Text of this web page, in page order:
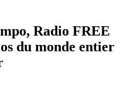
Radio FREE
du monde entier